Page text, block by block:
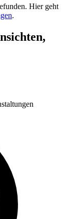
Hier geht
.